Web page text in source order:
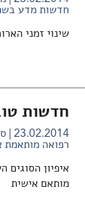
חדשות מדע
שינוי זמני
חדשות
23.02.2014
רפואה מותאמת
איפיון הסוגים
מותאם אישית